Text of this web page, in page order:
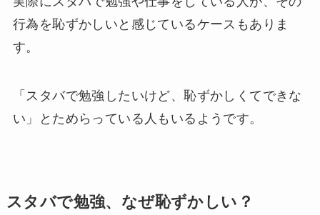
行為を恥ずかしいと感じているケースもありま
す。
「スタバで勉強したいけど、恥ずかしくてできな
い」とためらっている人もいるようです。
スタバで勉強、なぜ恥ずかしい？